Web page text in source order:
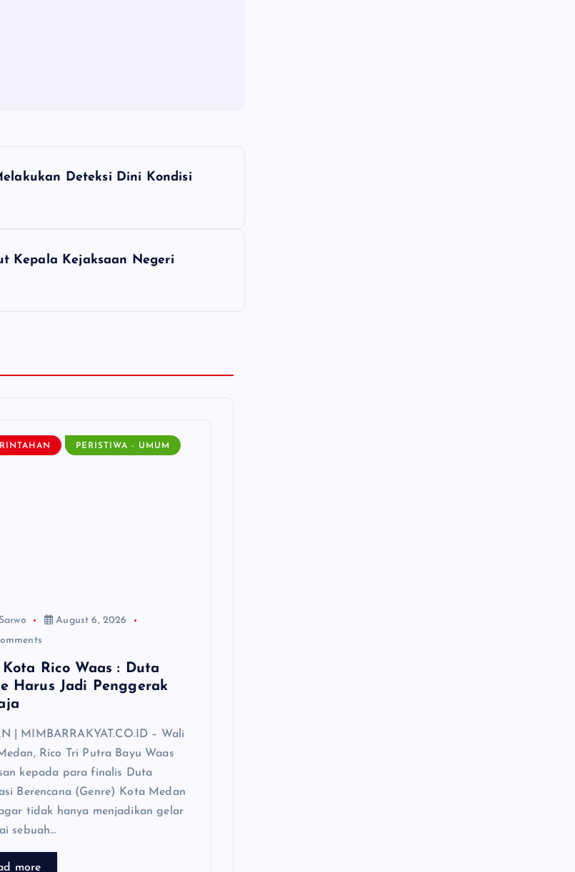
Deteksi Dini Kondisi
Kepala Kejaksaan Negeri
PERISTIWA - UMUM
Sarwo
August 6, 2026
Rico Waas : Duta
Harus Jadi Penggerak
| MIMBARRAKYAT.CO.ID – Wali
Rico Tri Putra Bayu Waas
kepada para finalis Duta
Berencana (Genre) Kota Medan
tidak hanya menjadikan gelar
sebuah…
more